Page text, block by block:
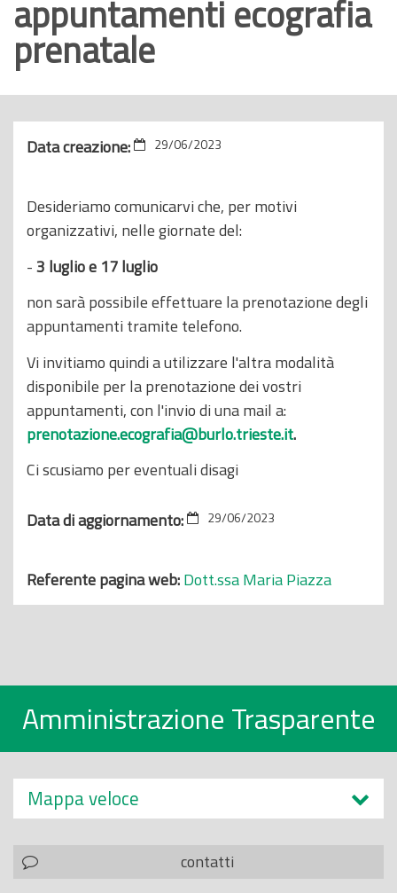
i
appuntamenti ecografia
prenatale
Data creazione: 29/06/2023
Desideriamo comunicarvi che, per motivi
organizzativi, nelle giornate del:
-3 luglio e 17 luglio
non sarà possibile effettuare la prenotazione degli
appuntamenti tramite telefono.
Vi invitiamo quindi a utilizzare l'altra modalità
disponibile per la prenotazione dei vostri
appuntamenti, con l'invio di una mail a:
prenotazione.ecografia@burlo.trieste.it.
Ci scusiamo per eventuali disagi
Data di aggiornamento: 29/06/2023
Referente pagina web:Dott.ssa Maria Piazza
Amministrazione Trasparente
Mappa veloce
contatti